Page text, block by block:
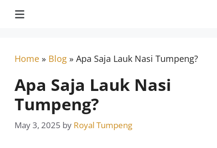
Home » Blog » Apa Saja Lauk Nasi Tumpeng?
Apa Saja Lauk Nasi
Tumpeng?
May 3, 2025 by Royal Tumpeng